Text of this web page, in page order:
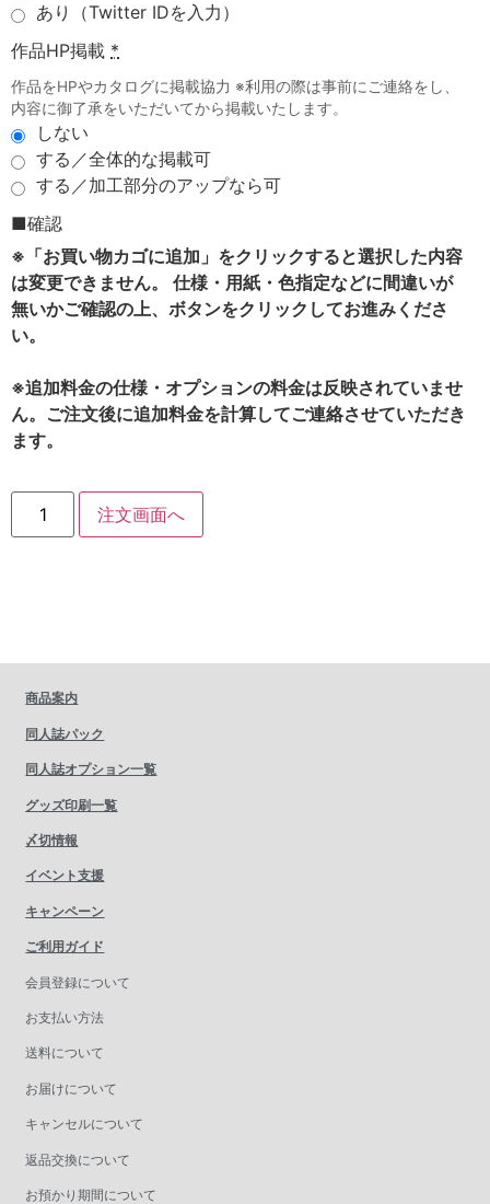
あり（Twitter IDを入力）
作品HP掲載 *
作品をHPやカタログに掲載協力 ※利用の際は事前にご連絡をし、
内容に御了承をいただいてから掲載いたします。
しない
する／全体的な掲載可
する／加工部分のアップなら可
■確認
※「お買い物カゴに追加」をクリックすると選択した内容
は変更できません。 仕様・用紙・色指定などに間違いが
無いかご確認の上、ボタンをクリックしてお進みくださ
い。
※追加料金の仕様・オプションの料金は反映されていませ
ん。ご注文後に追加料金を計算してご連絡させていただき
ます。
注文画面へ
商品案内
同人誌パック
同人誌オプション一覧
グッズ印刷一覧
〆切情報
イベント支援
キャンペーン
ご利用ガイド
会員登録について
お支払い方法
送料について
お届けについて
キャンセルについて
返品交換について
お預かり期間について